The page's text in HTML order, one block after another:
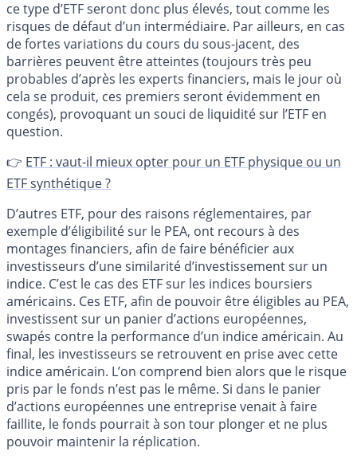
ce type d’ETF seront donc plus élevés, tout comme les
risques de défaut d’un intermédiaire. Par ailleurs, en cas
de fortes variations du cours du sous-jacent, des
barrières peuvent être atteintes (toujours très peu
probables d’après les experts financiers, mais le jour où
cela se produit, ces premiers seront évidemment en
congés), provoquant un souci de liquidité sur l’ETF en
question.
👉 ETF : vaut-il mieux opter pour un ETF physique ou un
ETF synthétique ?
D’autres ETF, pour des raisons réglementaires, par
exemple d’éligibilité sur le PEA, ont recours à des
montages financiers, afin de faire bénéficier aux
investisseurs d’une similarité d’investissement sur un
indice. C’est le cas des ETF sur les indices boursiers
américains. Ces ETF, afin de pouvoir être éligibles au PEA,
investissent sur un panier d’actions européennes,
swapés contre la performance d’un indice américain. Au
final, les investisseurs se retrouvent en prise avec cette
indice américain. L’on comprend bien alors que le risque
pris par le fonds n’est pas le même. Si dans le panier
d’actions européennes une entreprise venait à faire
faillite, le fonds pourrait à son tour plonger et ne plus
pouvoir maintenir la réplication.